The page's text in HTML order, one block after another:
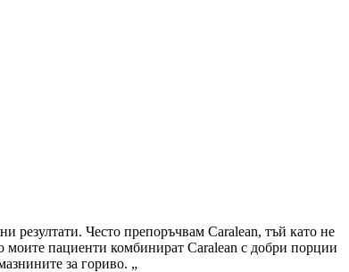
резултати. Често препоръчвам Caralean, тъй като не
моите пациенти комбинират Caralean с добри порции
за гориво. „